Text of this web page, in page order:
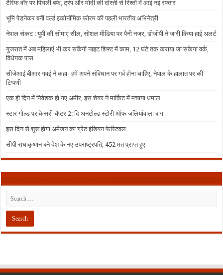
टैरिफ वॉर पर पिघली बर्फ, ट्रंप और मोदी की दोस्ती से रिश्तों में आई नई रफ्तार
भूमि पेडनेकर बनीं वर्ल्ड इकोनॉमिक फोरम की पहली भारतीय अभिनेत्री
नेपाल संकट : यूपी की सीमाएं सील, सोशल मीडिया पर पैनी नजर, डीजीपी ने जारी किया हाई अलर्ट
गुजरात में अब महिलाएं भी कर सकेंगी नाइट शिफ्ट में काम, 12 घंटे तक कराया जा सकेगा वर्क,
विधेयक पास
सीजेआई बीआर गवई ने कहा- हमें अपने संविधान पर गर्व होना चाहिए, नेपाल के हालात पर की
टिप्पणी
एक ही दिन में निवेशक हो गए अमीर, इस शेयर ने मार्किट में मचाया धमाल
स्टार गोल्ड पर केसरी चैप्टर 2: दि अनटोल्ड स्टोरी ऑफ जलियांवाला बाग
इस दिन से शुरू होगा अमेजन का ग्रेट इंडियन फेस्टिवल
सीपी राधाकृष्णन बने देश के नए उपराष्ट्रपति, 452 मत प्राप्त हुए